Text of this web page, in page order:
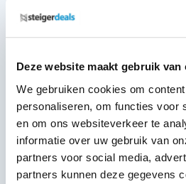
Deze website maakt gebruik van
We gebruiken cookies om
personaliseren, om functies voor
en om ons websiteverkeer te
informatie over uw gebruik van
partners voor social media,
partners kunnen deze gegevens
Nederlandse warenwet
TÜV certificaat
Deze samenstelling
4x
Wiel 200